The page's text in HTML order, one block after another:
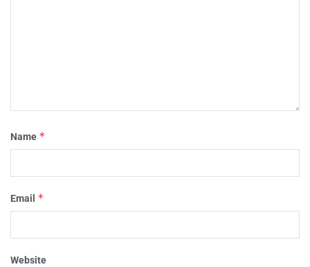
Name *
Email *
Website